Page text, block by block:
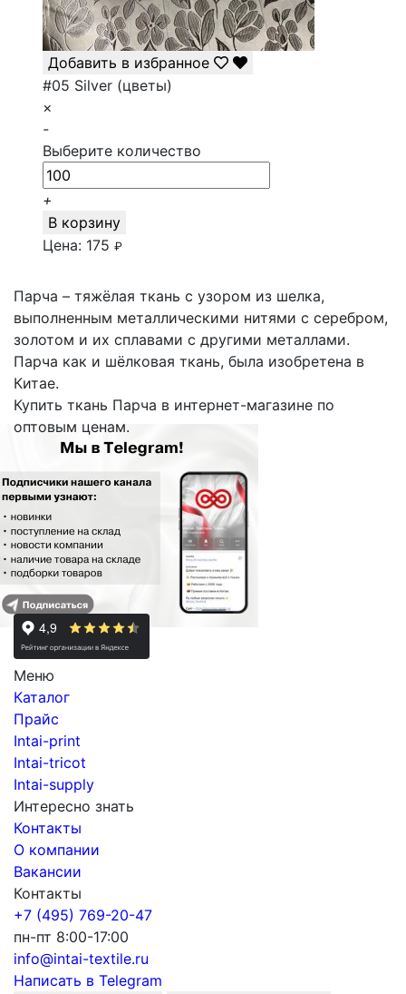
Добавить в избранное
#05 Silver (цветы)
×
-
Выберите количество
+
В корзину
Цена: 175 ₽
Парча – тяжёлая ткань с узором из шелка,
выполненным металлическими нитями с серебром,
золотом и их сплавами с другими металлами.
Парча как и шёлковая ткань, была изобретена в
Китае.
Купить ткань Парча в интернет-магазине по
оптовым ценам.
Меню
Каталог
Прайс
Intai-print
Intai-tricot
Intai-supply
Интересно знать
Контакты
О компании
Вакансии
Контакты
+7 (495) 769-20-47
пн-пт 8:00-17:00
info@intai-textile.ru
Написать в Telegram